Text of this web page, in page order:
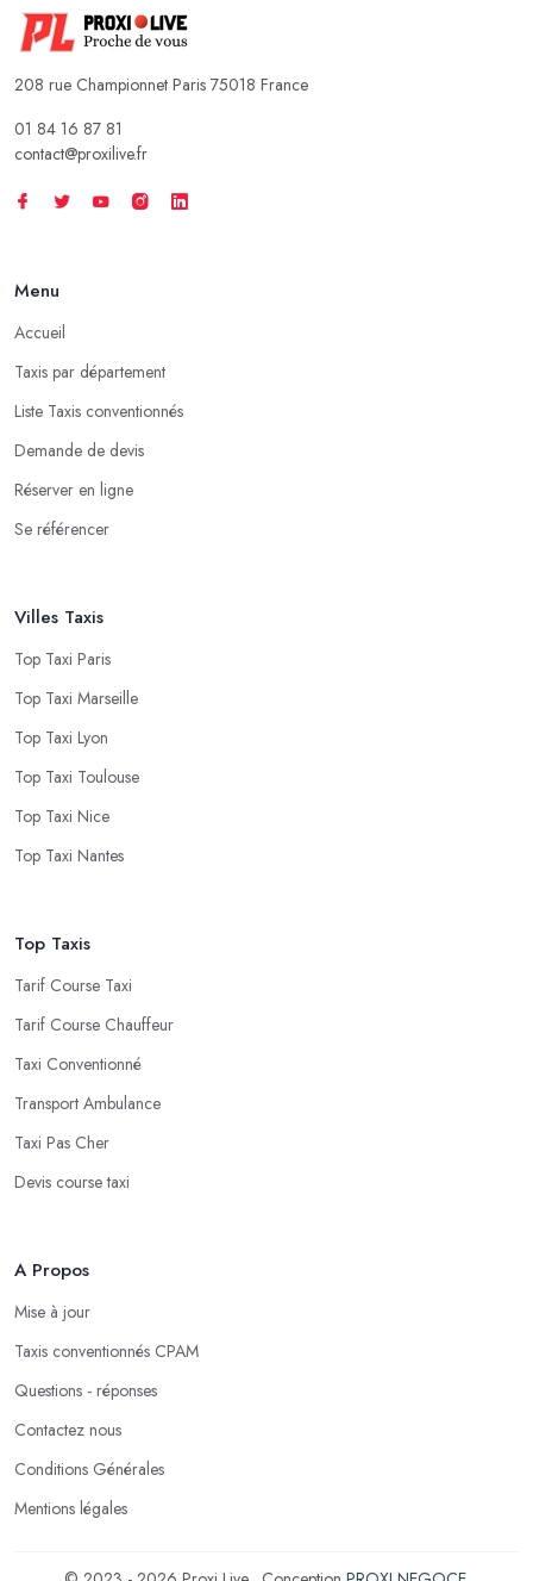
208 rue Championnet Paris 75018 France
01 84 16 87 81
contact@proxilive.fr
Menu
Accueil
Taxis par département
Liste Taxis conventionnés
Demande de devis
Réserver en ligne
Se référencer
Villes Taxis
Top Taxi Paris
Top Taxi Marseille
Top Taxi Lyon
Top Taxi Toulouse
Top Taxi Nice
Top Taxi Nantes
Top Taxis
Tarif Course Taxi
Tarif Course Chauffeur
Taxi Conventionné
Transport Ambulance
Taxi Pas Cher
Devis course taxi
A Propos
Mise à jour
Taxis conventionnés CPAM
Questions - réponses
Contactez nous
Conditions Générales
Mentions légales